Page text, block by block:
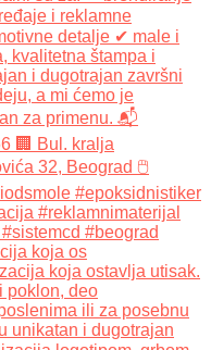
koja os